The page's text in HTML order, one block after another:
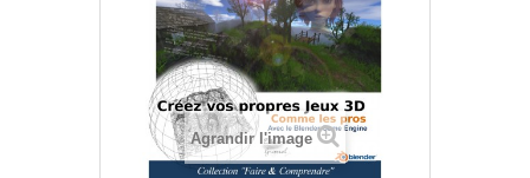
Agrandir l'image